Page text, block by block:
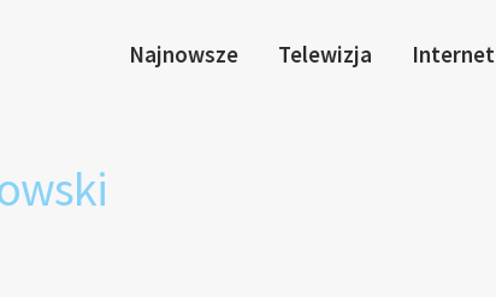
Najnowsze Telewizja Internet